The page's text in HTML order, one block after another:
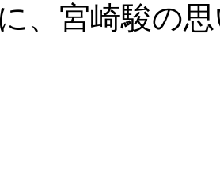
、宮崎駿の